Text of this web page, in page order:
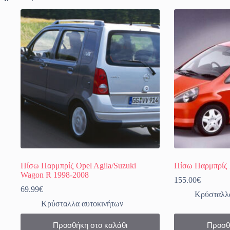
Οι
επιλογές
μπορούν
να
επιλεγούν
στη
σελίδα
προϊόντος
Οι
σελίδα
του
προϊόντος
Πίσω Παρμπρίζ Opel Agila/Suzuki
Wagon R 1998-2008
69.99€
Κρύσταλλα αυτοκινήτων
Προσθήκη στο καλάθι
Πίσω Παρμπρίζ
155.00€